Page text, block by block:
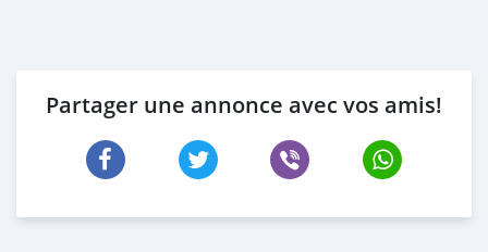
Partager une annonce avec vos amis!